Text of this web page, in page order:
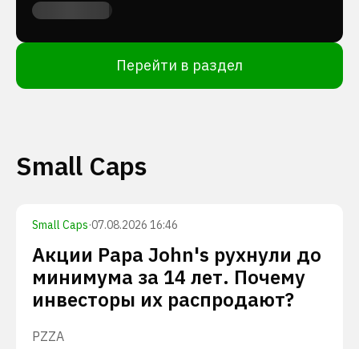
Перейти в раздел
Small Caps
Small Caps·07.08.2026 16:46
Акции Papa John's рухнули до
минимума за 14 лет. Почему
инвесторы их распродают?
PZZA